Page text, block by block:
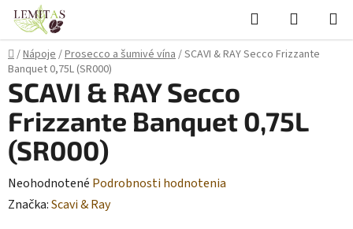
Prejsť
obsah
Hľadať
KOŠÍK
Domov
/Nápoje/Prosecco a šumivé vína/SCAVI & RAY Secco Frizzante
Banquet 0,75L (SR000)
SCAVI & RAY Secco
Frizzante Banquet 0,75L
(SR000)
Priemerné
hodnotenie
Neohodnotené Podrobnosti hodnotenia
Značka:Scavi & Ray